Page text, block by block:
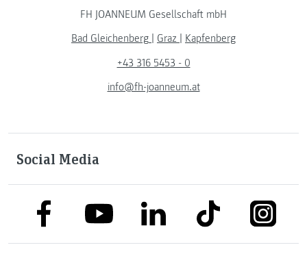
FH JOANNEUM Gesellschaft mbH
Bad Gleichenberg
Graz
Kapfenberg
+43 316 5453 - 0
info@fh-joanneum.at
Social Media
link to facebooklink to youtubelink to linkedinlink to tiktok